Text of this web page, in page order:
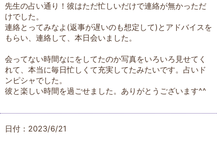
先生の占い通り！彼はただ忙しいだけで連絡が無かっただ
けでした。
連絡とってみなよ(返事が遅いのも想定して)とアドバイスを
もらい、連絡して、本日会いました。
会ってない時間なにをしてたのか写真をいろいろ見せてく
れて、本当に毎日忙しくて充実してたみたいです。占いド
ンピシャでした。
彼と楽しい時間を過ごせました。ありがとうございます^^
日付：2023/6/21